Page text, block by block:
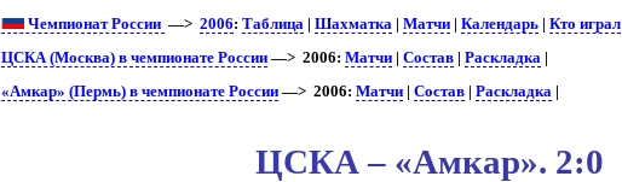
Чемпионат России —>2006:Таблица |Шахматка |Матчи |Календарь |Кто играл
ЦСКА (Москва) в чемпионате России —> 2006:Матчи |Состав |Раскладка |
«Амкар» (Пермь) в чемпионате России —> 2006:Матчи |Состав |Раскладка |
ЦСКА – «Амкар». 2:0